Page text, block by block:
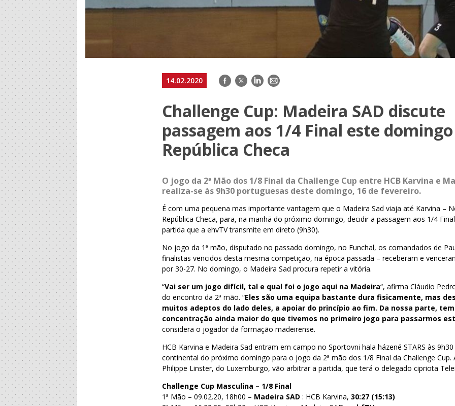
14.02.2020 Facebook
TwitterLinkedIn
E-
Challenge Cup: Madeira SAD discute
passagem aos 1/4 Final este
República Checa
O jogo da 2ª Mão dos 1/8 Final da Challenge Cup entre HCB Karvina e
realiza-se às 9h30 portuguesas deste domingo, 16 de fevereiro.
É com uma pequena mas importante vantagem que o Madeira Sad viaja até Karvina –
República Checa, para, na manhã do próximo domingo, decidir a passagem aos 1/4
partida que a ehvTV transmite em direto (9h30).
No jogo da 1ª mão, disputado no passado domingo, no Funchal, os comandados de
finalistas vencidos desta mesma competição, na época passada – receberam e
por 30-27. No domingo, o Madeira Sad procura repetir a vitória.
“Vai ser um jogo difícil, tal e qual foi o jogo aqui na Madeira“, afirma Cláudio
do encontro da 2ª mão. “Eles são uma equipa bastante dura fisicamente, mas
muitos adeptos do lado deles, a apoiar do princípio ao fim. Da nossa parte,
concentração ainda maior do que tivemos no primeiro jogo para passarmos
considera o jogador da formação madeirense.
HCB Karvina e Madeira Sad entram em campo no Sportovni hala házené STARS às
continental do próximo domingo para o jogo da 2ª mão dos 1/8 Final da Challenge Cup.
Philippe Linster, do Luxemburgo, vão arbitrar a partida, que terá o delegado cipriota
Challenge Cup Masculina – 1/8 Final
1ª Mão – 09.02.20, 18h00 – Madeira SAD : HCB Karvina,30:27 (15:13)